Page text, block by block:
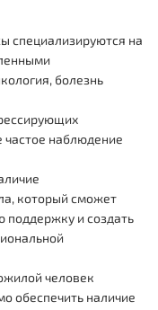
специализируются на
болезнь
частое наблюдение
который сможет
поддержку и создать
человек
обеспечить наличие